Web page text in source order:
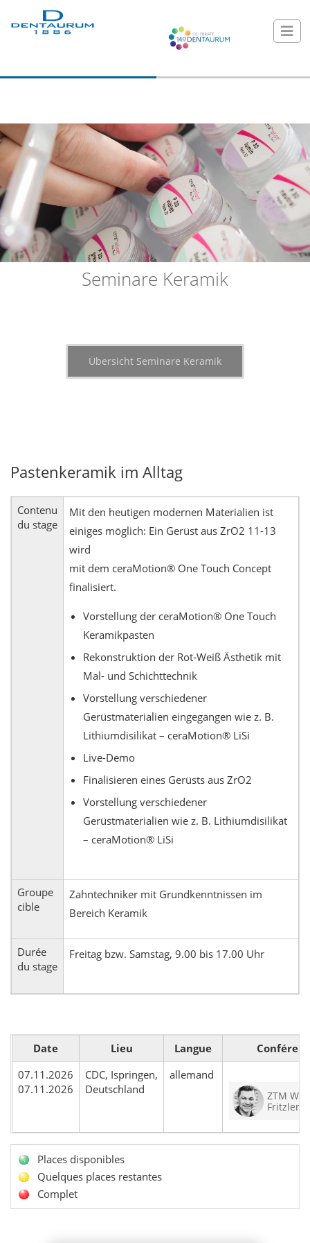
Seminare Keramik
Übersicht Seminare Keramik
Pastenkeramik im Alltag
Contenu
du stage
Mit den heutigen modernen Materialien ist
einiges möglich: Ein Gerüst aus ZrO2 11-13
wird
mit dem ceraMotion® One Touch Concept
finalisiert.
Vorstellung der ceraMotion® One Touch
Keramikpasten
Rekonstruktion der Rot-Weiß Ästhetik mit
Mal- und Schichttechnik
Vorstellung verschiedener
Gerüstmaterialien eingegangen wie z. B.
Lithiumdisilikat – ceraMotion® LiSi
Live-Demo
Finalisieren eines Gerüsts aus ZrO2
Vorstellung verschiedener
Gerüstmaterialien wie z. B. Lithiumdisilikat
– ceraMotion® LiSi
Groupe
cible
Zahntechniker mit Grundkenntnissen im
Bereich Keramik
Durée
du stage
Freitag bzw. Samstag, 9.00 bis 17.00 Uhr
Date Lieu Langue
07.11.2026
07.11.2026
CDC, Ispringen,
Deutschland
allemand
ZTM
Fritzler
Places disponibles
Quelques places restantes
Complet